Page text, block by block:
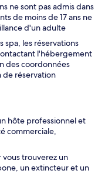
ne sont pas admis dans
de moins de 17 ans ne
d'un adulte
spa, les réservations
l'hébergement
des coordonnées
de réservation
hôte professionnel et
commerciale,
vous trouverez un
un extincteur et un